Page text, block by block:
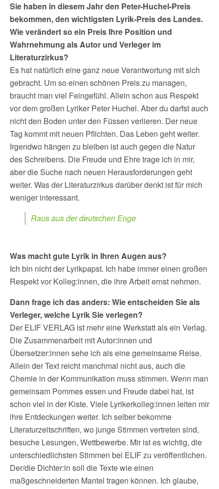
Sie haben in diesem Jahr den Peter-Huchel-Preis
bekommen, den wichtigsten Lyrik-Preis des Landes.
Wie verändert so ein Preis Ihre Position und
Wahrnehmung als Autor und Verleger im
Literaturzirkus?
Es hat natürlich eine ganz neue Verantwortung mit sich
gebracht. Um so einen schönen Preis zu managen,
braucht man viel Feingefühl. Allein schon aus Respekt
vor dem großen Lyriker Peter Huchel. Aber du darfst auch
nicht den Boden unter den Füssen verlieren. Der neue
Tag kommt mit neuen Pflichten. Das Leben geht weiter.
Irgendwo hängen zu bleiben ist auch gegen die Natur
des Schreibens. Die Freude und Ehre trage ich in mir,
aber die Suche nach neuen Herausforderungen geht
weiter. Was der Literaturzirkus darüber denkt ist für mich
weniger interessant.
Raus aus der deutschen Enge
Was macht gute Lyrik in Ihren Augen aus?
Ich bin nicht der Lyrikpapst. Ich habe immer einen großen
Respekt vor Kolleg:innen, die ihre Arbeit ernst nehmen.
Dann frage ich das anders: Wie entscheiden Sie als
Verleger, welche Lyrik Sie verlegen?
Der ELIF VERLAG ist mehr eine Werkstatt als ein Verlag.
Die Zusammenarbeit mit Autor:innen und
Übersetzer:innen sehe ich als eine gemeinsame Reise.
Allein der Text reicht manchmal nicht aus, auch die
Chemie in der Kommunikation muss stimmen. Wenn man
gemeinsam Pommes essen und Freude dabei hat, ist
schon viel in der Kiste. Viele Lyrikerkolleg:innen leiten mir
ihre Entdeckungen weiter. Ich selber bekomme
Literaturzeitschriften, wo junge Stimmen vertreten sind,
besuche Lesungen, Wettbewerbe. Mir ist es wichtig, die
unterschiedlichsten Stimmen bei ELIF zu veröffentlichen.
Der/die Dichter:in soll die Texte wie einen
maßgeschneiderten Mantel tragen können. Ich glaube,